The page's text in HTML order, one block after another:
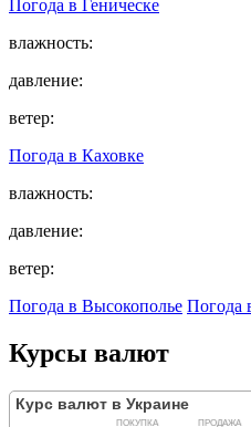
Погода в Геническе
влажность:
давление:
ветер:
Погода в Каховке
влажность:
давление:
ветер:
Погода в Высокополье Погода
Курсы валют